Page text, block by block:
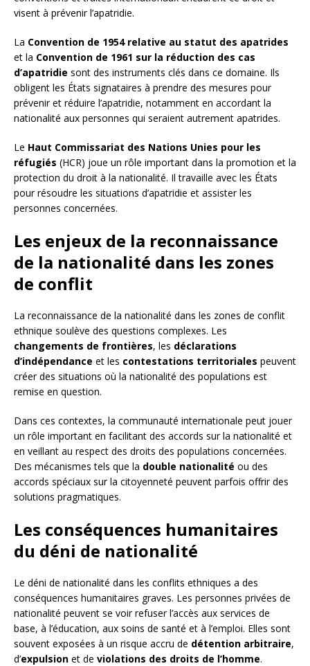
visent à prévenir l’apatridie.
La Convention de 1954 relative au statut des apatrides
et la Convention de 1961 sur la réduction des cas
d’apatridie sont des instruments clés dans ce domaine. Ils
obligent les États signataires à prendre des mesures pour
prévenir et réduire l’apatridie, notamment en accordant la
nationalité aux personnes qui seraient autrement apatrides.
Le Haut Commissariat des Nations Unies pour les
réfugiés (HCR) joue un rôle important dans la promotion et la
protection du droit à la nationalité. Il travaille avec les États
pour résoudre les situations d’apatridie et assister les
personnes concernées.
Les enjeux de la reconnaissance
de la nationalité dans les zones
de conflit
La reconnaissance de la nationalité dans les zones de conflit
ethnique soulève des questions complexes. Les
changements de frontières, les déclarations
d’indépendance et les contestations territoriales peuvent
créer des situations où la nationalité des populations est
remise en question.
Dans ces contextes, la communauté internationale peut jouer
un rôle important en facilitant des accords sur la nationalité et
en veillant au respect des droits des populations concernées.
Des mécanismes tels que la double nationalité ou des
accords spéciaux sur la citoyenneté peuvent parfois offrir des
solutions pragmatiques.
Les conséquences humanitaires
du déni de nationalité
Le déni de nationalité dans les conflits ethniques a des
conséquences humanitaires graves. Les personnes privées de
nationalité peuvent se voir refuser l’accès aux services de
base, à l’éducation, aux soins de santé et à l’emploi. Elles sont
souvent exposées à un risque accru de détention arbitraire,
d’expulsion et de violations des droits de l’homme.